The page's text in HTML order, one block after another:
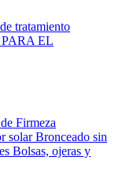
tratamiento
EL
Firmeza
solarBronceado sin
Bolsas, ojeras y